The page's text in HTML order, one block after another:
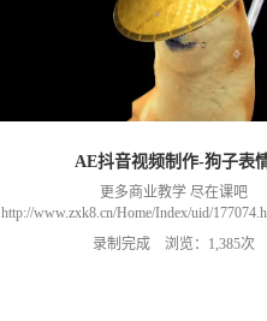
AE抖音视频制作-狗子表
更多商业教学 尽在课吧
http://www.zxk8.cn/Home/Index/uid/
以加群(课程所用素材和插件，均在
466106974 群里干货满满 可以加我们导
录制完成 浏览：1,385次